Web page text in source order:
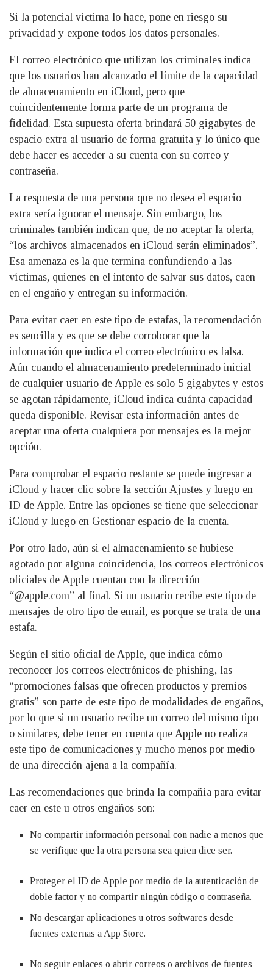
Si la potencial víctima lo hace, pone en riesgo su
privacidad y expone todos los datos personales.
El correo electrónico que utilizan los criminales indica
que los usuarios han alcanzado el límite de la capacidad
de almacenamiento en iCloud, pero que
coincidentemente forma parte de un programa de
fidelidad. Esta supuesta oferta brindará 50 gigabytes de
espacio extra al usuario de forma gratuita y lo único que
debe hacer es acceder a su cuenta con su correo y
contraseña.
La respuesta de una persona que no desea el espacio
extra sería ignorar el mensaje. Sin embargo, los
criminales también indican que, de no aceptar la oferta,
“los archivos almacenados en iCloud serán eliminados”.
Esa amenaza es la que termina confundiendo a las
víctimas, quienes en el intento de salvar sus datos, caen
en el engaño y entregan su información.
Para evitar caer en este tipo de estafas, la recomendación
es sencilla y es que se debe corroborar que la
información que indica el correo electrónico es falsa.
Aún cuando el almacenamiento predeterminado inicial
de cualquier usuario de Apple es solo 5 gigabytes y estos
se agotan rápidamente, iCloud indica cuánta capacidad
queda disponible. Revisar esta información antes de
aceptar una oferta cualquiera por mensajes es la mejor
opción.
Para comprobar el espacio restante se puede ingresar a
iCloud y hacer clic sobre la sección Ajustes y luego en
ID de Apple. Entre las opciones se tiene que seleccionar
iCloud y luego en Gestionar espacio de la cuenta.
Por otro lado, aún si el almacenamiento se hubiese
agotado por alguna coincidencia, los correos electrónicos
oficiales de Apple cuentan con la dirección
“@apple.com” al final. Si un usuario recibe este tipo de
mensajes de otro tipo de email, es porque se trata de una
estafa.
Según el sitio oficial de Apple, que indica cómo
reconocer los correos electrónicos de phishing, las
“promociones falsas que ofrecen productos y premios
gratis” son parte de este tipo de modalidades de engaños,
por lo que si un usuario recibe un correo del mismo tipo
o similares, debe tener en cuenta que Apple no realiza
este tipo de comunicaciones y mucho menos por medio
de una dirección ajena a la compañía.
Las recomendaciones que brinda la compañía para evitar
caer en este u otros engaños son:
No compartir información personal con nadie a menos que
se verifique que la otra persona sea quien dice ser.
Proteger el ID de Apple por medio de la autenticación de
doble factor y no compartir ningún código o contraseña.
No descargar aplicaciones u otros softwares desde
fuentes externas a App Store.
No seguir enlaces o abrir correos o archivos de fuentes